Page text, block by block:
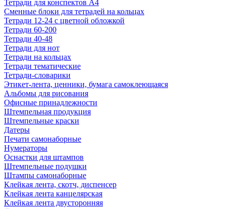
Тетради для конспектов А4
Сменные блоки для тетрадей на кольцах
Тетради 12-24 с цветной обложкой
Тетради 60-200
Тетради 40-48
Тетради для нот
Тетради на кольцах
Тетради тематические
Тетради-словарики
Этикет-лента, ценники, бумага самоклеющаяся
Альбомы для рисования
Офисные принадлежности
Штемпельная продукция
Штемпельные краски
Датеры
Печати самонаборные
Нумераторы
Оснастки для штампов
Штемпельные подушки
Штампы самонаборные
Клейкая лента, скотч, диспенсер
Клейкая лента канцелярская
Клейкая лента двусторонняя